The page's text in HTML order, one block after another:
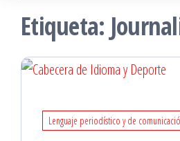
Etiqueta:
Lenguaje periodístico y de